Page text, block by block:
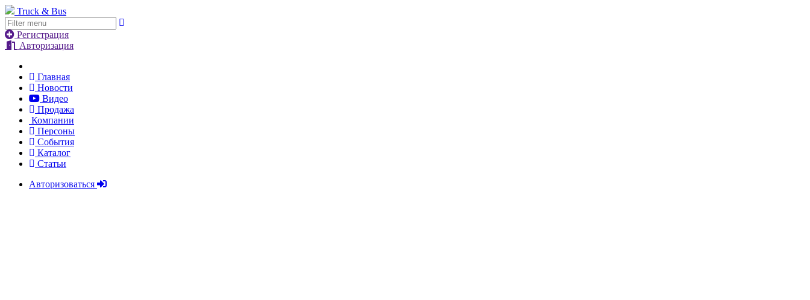
Truck & Bus
Регистрация
Авторизация
Главная
Новости
Видео
Продажа
Компании
Персоны
События
Каталог
Статьи
Авторизоваться